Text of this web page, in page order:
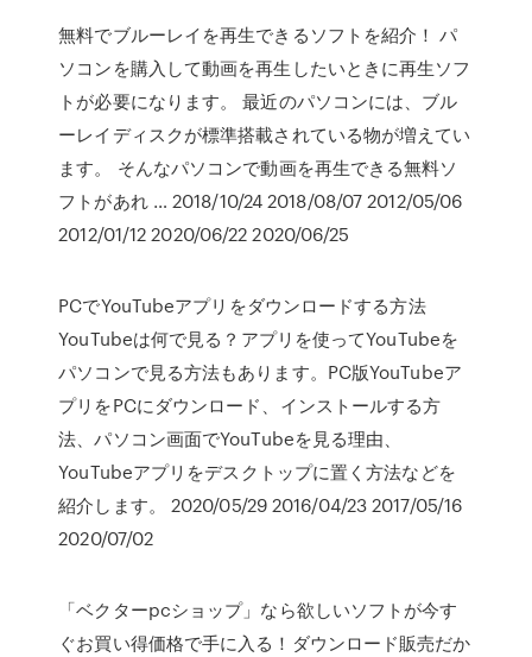
無料でブルーレイを再生できるソフトを紹介！ パ
ソコンを購入して動画を再生したいときに再生ソフ
トが必要になります。 最近のパソコンには、ブル
ーレイディスクが標準搭載されている物が増えてい
ます。 そんなパソコンで動画を再生できる無料ソ
フトがあれ … 2018/10/24 2018/08/07 2012/05/06
2012/01/12 2020/06/22 2020/06/25
PCでYouTubeアプリをダウンロードする方法
YouTubeは何で見る？アプリを使ってYouTubeを
パソコンで見る方法もあります。PC版YouTubeア
プリをPCにダウンロード、インストールする方
法、パソコン画面でYouTubeを見る理由、
YouTubeアプリをデスクトップに置く方法などを
紹介します。 2020/05/29 2016/04/23 2017/05/16
2020/07/02
「ベクターpcショップ」なら欲しいソフトが今す
ぐお買い得価格で手に入る！ダウンロード販売だか